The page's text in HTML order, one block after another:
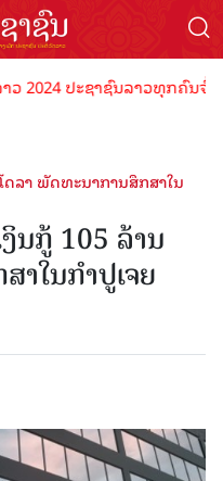
2024 ປະຊາຊົນລາວທຸກຄົນຈົ່ງ
ດລາ ພັດທະນາການສຶກສາໃນ
ນກູ້ 105 ລ້ານ
າໃນກຳປູເຈຍ